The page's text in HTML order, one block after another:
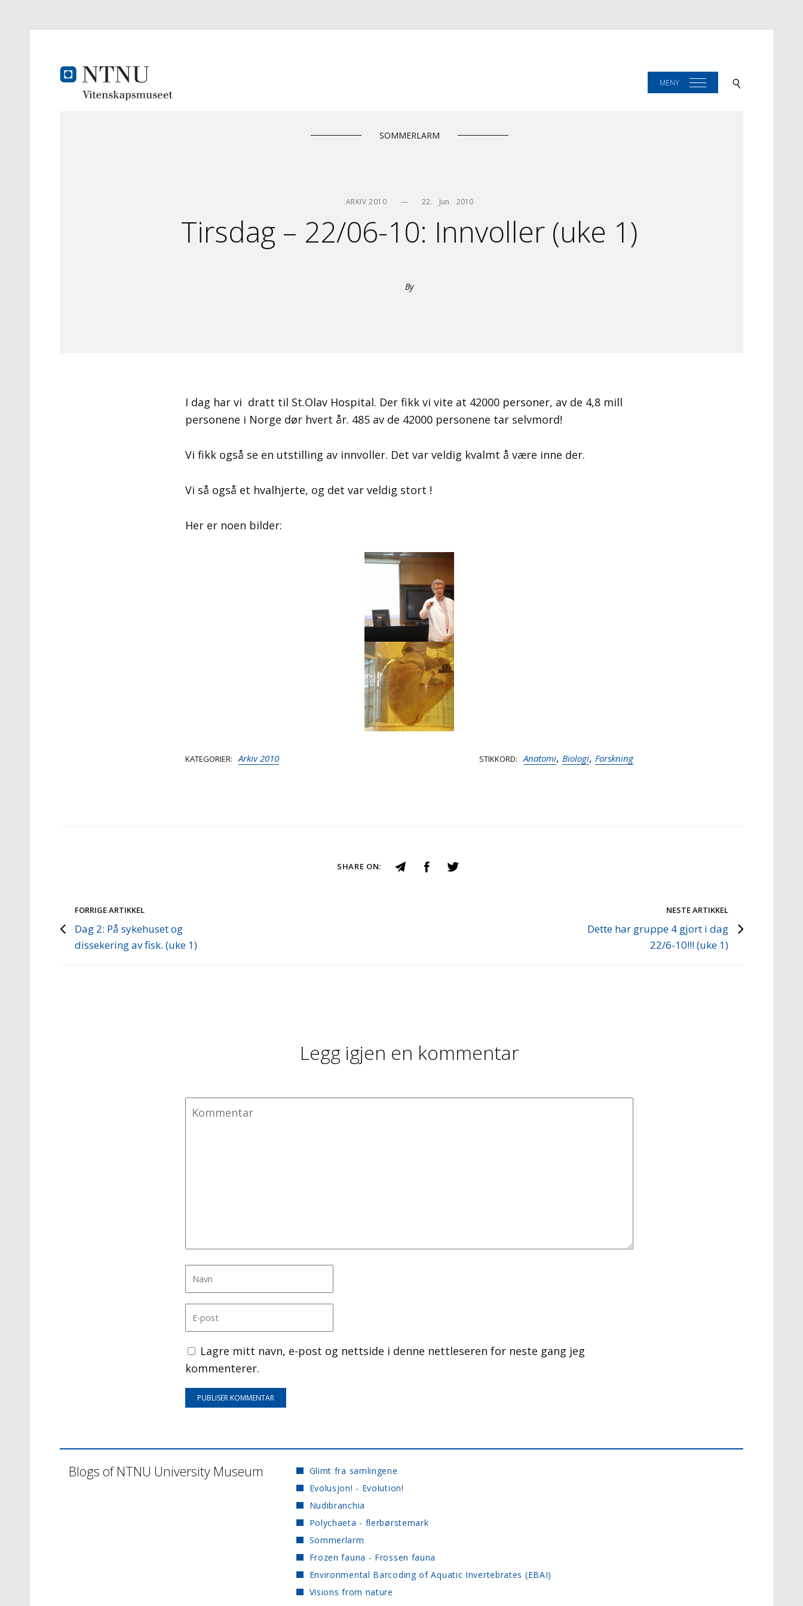
MENY
SOMMERLARM
ARKIV 2010 — 22.    Jun    2010
Tirsdag – 22/06-10: Innvoller (uke 1)
By
I dag har vi dratt til St.Olav Hospital. Der fikk vi vite at 42000 personer, av de 4,8 mill
personene i Norge dør hvert år. 485 av de 42000 personene tar selvmord!
Vi fikk også se en utstilling av innvoller. Det var veldig kvalmt å være inne der.
Vi så også et hvalhjerte, og det var veldig stort !
Her er noen bilder:
KATEGORIER Arkiv 2010 STIKKORD Anatomi, Biologi, Forskning
SHARE ON:
FORRIGE ARTIKKEL
Dag 2: På sykehuset og
dissekering av fisk. (uke 1)
NESTE ARTIKKEL
Dette har gruppe 4 gjort i dag
22/6-10!!! (uke 1)
Legg igjen en kommentar
Lagre mitt navn, e-post og nettside i denne nettleseren for neste gang jeg
kommenterer.
Blogs of NTNU University Museum
Glimt fra samlingene
Evolusjon! - Evolution!
Nudibranchia
Polychaeta - flerbørstemark
Sommerlarm
Frozen fauna - Frossen fauna
Environmental Barcoding of Aquatic Invertebrates (EBAI)
Visions from nature